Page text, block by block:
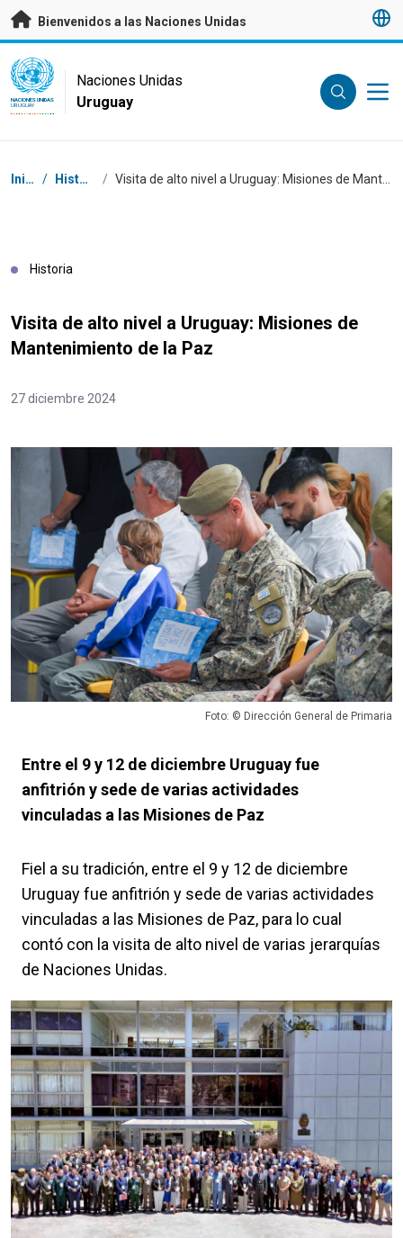
Saltar a contenido principal
Bienvenidos a las Naciones Unidas
UN Logo
NACIONES UNIDAS
URUGUAY
Naciones Unidas
Uruguay
Coordenadas dentro de la ruta de navegación
Inicio / Historias /
Historia
Visita de alto nivel a Uruguay: Misiones de
Mantenimiento de la Paz
27 diciembre 2024
Foto: © Dirección General de Primaria
Entre el 9 y 12 de diciembre Uruguay fue
anfitrión y sede de varias actividades
vinculadas a las Misiones de Paz
Fiel a su tradición, entre el 9 y 12 de diciembre
Uruguay fue anfitrión y sede de varias actividades
vinculadas a las Misiones de Paz, para lo cual
contó con la visita de alto nivel de varias jerarquías
de Naciones Unidas.